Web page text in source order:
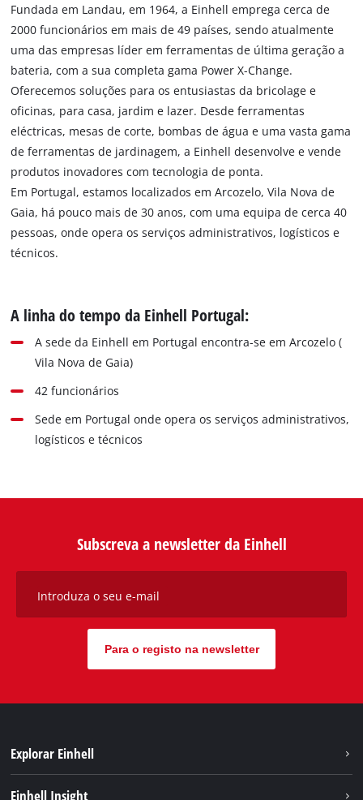
Fundada em Landau, em 1964, a Einhell emprega cerca de
2000 funcionários em mais de 49 países, sendo atualmente
uma das empresas líder em ferramentas de última geração a
bateria, com a sua completa gama Power X-Change.
Oferecemos soluções para os entusiastas da bricolage e
oficinas, para casa, jardim e lazer. Desde ferramentas
eléctricas, mesas de corte, bombas de água e uma vasta gama
de ferramentas de jardinagem, a Einhell desenvolve e vende
produtos inovadores com tecnologia de ponta.
Em Portugal, estamos localizados em Arcozelo, Vila Nova de
Gaia, há pouco mais de 30 anos, com uma equipa de cerca 40
pessoas, onde opera os serviços administrativos, logísticos e
técnicos.
A linha do tempo da Einhell Portugal:
A sede da Einhell em Portugal encontra-se em Arcozelo (
Vila Nova de Gaia)
42 funcionários
Sede em Portugal onde opera os serviços administrativos,
logísticos e técnicos
Subscreva a newsletter da Einhell
Introduza o seu e-mail
Para o registo na newsletter
Explorar Einhell
Einhell Insight